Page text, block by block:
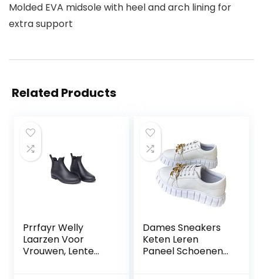
Molded EVA midsole with heel and arch lining for
extra support
Related Products
Prrfayr Welly
Laarzen Voor
Vrouwen, Lente
Dames Sneakers
Keten Leren
Paneel Schoenen